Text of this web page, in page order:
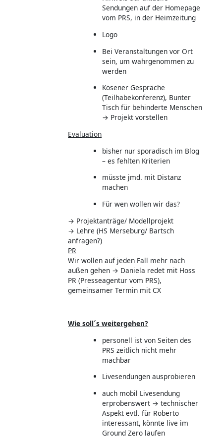
Sendungen auf der Homepage
vom PRS, in der Heimzeitung
Logo
Bei Veranstaltungen vor Ort
sein, um wahrgenommen zu
werden
Kösener Gespräche
(Teilhabekonferenz), Bunter
Tisch für behinderte Menschen
→ Projekt vorstellen
Evaluation
bisher nur sporadisch im Blog
– es fehlten Kriterien
müsste jmd. mit Distanz
machen
Für wen wollen wir das?
→ Projektanträge/ Modellprojekt
→ Lehre (HS Merseburg/ Bartsch
anfragen?)
PR
Wir wollen auf jeden Fall mehr nach
außen gehen → Daniela redet mit Hoss
PR (Presseagentur vom PRS),
gemeinsamer Termin mit CX
Wie soll´s weitergehen?
personell ist von Seiten des
PRS zeitlich nicht mehr
machbar
Livesendungen ausprobieren
auch mobil Livesendung
erprobenswert → technischer
Aspekt evtl. für Roberto
interessant, könnte live im
Ground Zero laufen